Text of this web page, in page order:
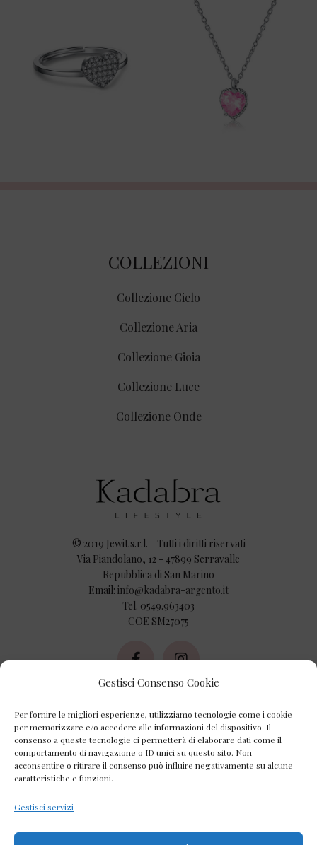
Gestisci Consenso Cookie
Per fornire le migliori esperienze, utilizziamo tecnologie come i cookie
per memorizzare e/o accedere alle informazioni del dispositivo. Il
consenso a queste tecnologie ci permetterà di elaborare dati come il
comportamento di navigazione o ID unici su questo sito. Non
acconsentire o ritirare il consenso può influire negativamente su alcune
caratteristiche e funzioni.
Gestisci servizi
COLLEZIONI
Collezione Cielo
Collezione Aria
Collezione Gioia
Collezione Luce
Collezione Onde
© 2019 Jewit s.r.l. - Tutti i diritti riservati
Via Piandolano, 12 - 47899 Serravalle
Repubblica di San Marino
Email: info@kadabra-argento.it
Tel. 0549.963403
COE SM27075
AZIENDA
Chi Siamo
Contatti